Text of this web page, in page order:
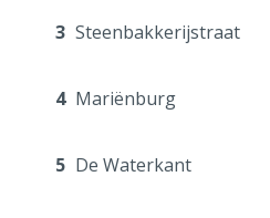
3 Steenbakkerijstraat
4 Mariënburg
5 De Waterkant